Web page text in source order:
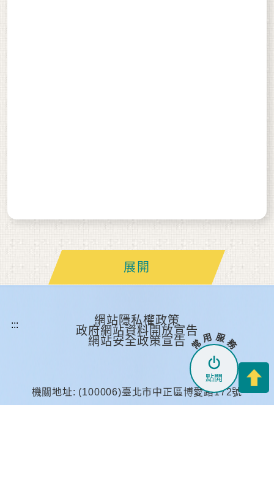
常 用 服 務
點開
展開
網站隱私權政策
政府網站資料開放宣告
網站安全政策宣告
機關地址: (100006)臺北市中正區博愛路172號